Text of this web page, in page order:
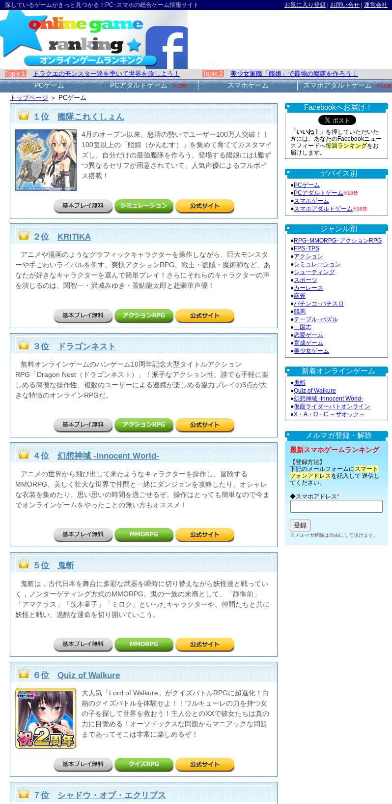
探しているゲームがきっと見つかる！PC･スマホの総合ゲーム情報サイト お気に入り登録 | お問い合せ | 運営会社
Topix１ ドラクエのモンスター達を率いて世界を旅しよう！ Topix２ 美少女軍艦「艦娘」で最強の艦隊を作ろう！
PCゲーム PCアダルトゲーム ※18禁 スマホゲーム スマホアダルトゲーム ※18禁
トップページ ＞ PCゲーム
１位艦隊これくしょん
4月のオープン以来、怒濤の勢いでユーザー100万人突破！！
100隻以上の「艦娘（かんむす）」を集めて育ててカスタマイ
ズし、自分だけの最強艦隊を作ろう。登場する艦娘には1艦ず
つ異なるセリフが用意されていて、人気声優によるフルボイ
ス搭載！
２位KRITIKA
アニメや漫画のようなグラフィックキャラクターを操作しながら、巨大モンスタ
ーや手ごわいライバルを倒す、爽快アクションRPG。戦士・盗賊・魔術師など、あ
なたが好きなキャラクターを選んで簡単プレイ！さらにそれらのキャラクターの声
を演じるのは、関智一・沢城みゆき・置鮎龍太郎と超豪華声優！
３位ドラゴンネスト
無料オンラインゲームのハンゲーム10周年記念大型タイトルアクション
RPG「Dragon Nest（ドラゴンネスト）」！派手なアクション性、誰でも手軽に楽
しめる簡便な操作性、複数のユーザーによる連携が楽しめる協力プレイの3点が大
きな特徴のオンラインRPGだ。
４位幻想神域 -Innocent World-
アニメの世界から飛び出して来たようなキャラクターを操作し、冒険する
MMORPG。美しく壮大な世界で仲間と一緒にダンジョンを攻略したり、オシャレ
な衣装を集めたり、思い思いの時間を過ごせるぞ。操作はとっても簡単なので今ま
でオンラインゲームをやったことの無い方もオススメ！
５位鬼斬
鬼斬は，古代日本を舞台に多彩な武器を瞬時に切り替えながら妖怪達と戦ってい
く，ノンターゲティング方式のMMORPG。鬼の一族の末裔として、「静御前」
「アマテラス」「茨木童子」「ミロク」といったキャラクターや、仲間たちと共に
妖怪と戦い、過酷な運命を切り開いていこう。
６位Quiz of Walkure
大人気「Lord of Walkure」がクイズバトルRPGに超進化！白
熱のクイズバトルを体験せよ！！ワルキューレの力を持つ女
の子を探して世界を救おう！主人公とのXXで彼女たちは真の
力に目覚める！オーソドックスな問題からマニアックな問題
まであってそこは非常に楽しめるぞ！
７位シャドウ・オブ・エクリプス
Facebookへお届け！
「いいね！」 を押していただいた
方には、あなたのFacebookニュー
スフィードへ毎週ランキングをお
届けします。
デバイス別
●PCゲーム
●PCアダルトゲーム※18禁
●スマホゲーム
●スマホアダルトゲーム※18禁
ジャンル別
●RPG･MMORPG･アクションRPG
●FPS･TPS
●アクション
●シミュレーション
●シューティング
●スポーツ
●カーレース
●麻雀
●パチンコ･パチスロ
●競馬
●テーブル･パズル
●三国志
●恋愛ゲーム
●育成ゲーム
●美少女ゲーム
新着オンラインゲーム
●鬼斬
●Quiz of Walkure
●幻想神域 -Innocent World-
●仮面ライダーバトオンライン
●X・A・O・C ～ザオック～
メルマガ登録・解除
最新スマホゲームランキング
【登録方法】
下記のメールフォームにスマート
フォンアドレスを記入して 送信し
てください。
◆スマホアドレス*
※メルマガ解除は自由にして頂けます。